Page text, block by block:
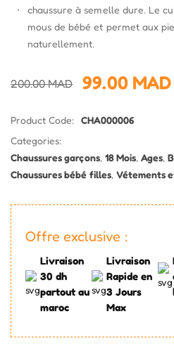
chaussure à semelle dure. Le
mous de bébé et permet aux
naturellement.
200.00MAD 99.00 MAD
Product Code: CHA000006
Categories:
Chaussures garçons, 18 Mois,Ages,
Chaussures bébé filles, Vétements
Offre exclusive :
Livraison
30 dh
partout au
maroc
Livraison
Rapide en
3 Jours
Max